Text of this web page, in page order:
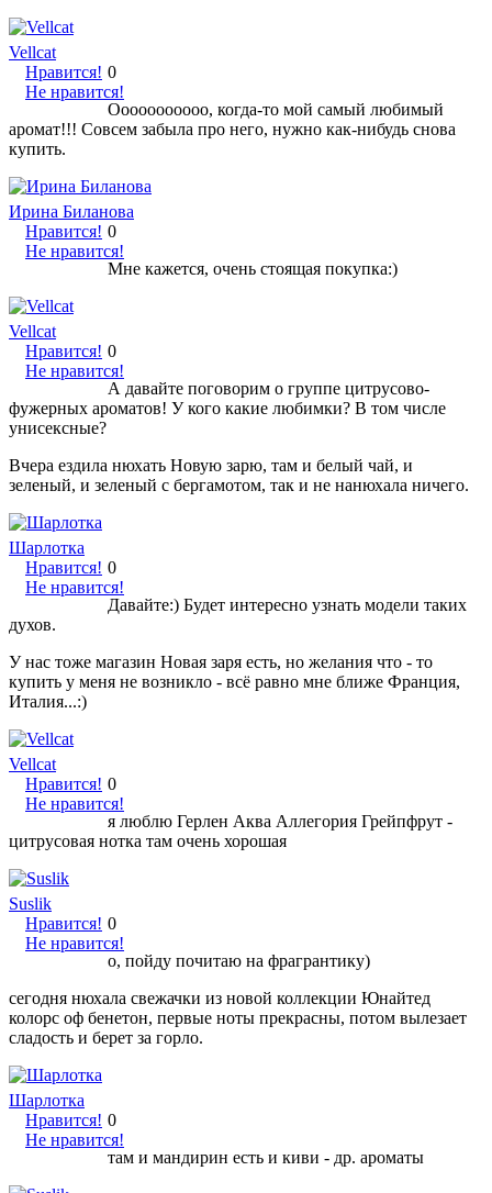
Vellcat
Нравится!
Не нравится!
0
Ооооооооооо, когда-то мой самый любимый
аромат!!! Совсем забыла про него, нужно как-нибудь снова
купить.
Ирина Биланова
Нравится!
Не нравится!
0
Мне кажется, очень стоящая покупка:)
Vellcat
Нравится!
Не нравится!
0
А давайте поговорим о группе цитрусово-
фужерных ароматов! У кого какие любимки? В том числе
унисексные?
Вчера ездила нюхать Новую зарю, там и белый чай, и
зеленый, и зеленый с бергамотом, так и не нанюхала ничего.
Шарлотка
Нравится!
Не нравится!
0
Давайте:) Будет интересно узнать модели таких
духов.
У нас тоже магазин Новая заря есть, но желания что - то
купить у меня не возникло - всё равно мне ближе Франция,
Италия...:)
Vellcat
Нравится!
Не нравится!
0
я люблю Герлен Аква Аллегория Грейпфрут -
цитрусовая нотка там очень хорошая
Suslik
Нравится!
Не нравится!
0
о, пойду почитаю на фрагрантику)
сегодня нюхала свежачки из новой коллекции Юнайтед
колорс оф бенетон, первые ноты прекрасны, потом вылезает
сладость и берет за горло.
Шарлотка
Нравится!
Не нравится!
0
там и мандирин есть и киви - др. ароматы